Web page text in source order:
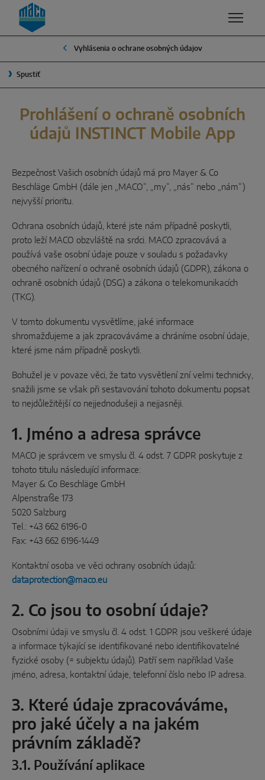
Zum Inhalt
Zum Inhaltsverzeichnis
Zur Hautpnavigation
PREHĽAD
KVALITA
BEZPEČNOSŤ
POVRCHOVÁ ÚPRAVA
VETRANIE
PRODUKTY A SLUŽBY
Otváravo-sklopné
Otváravé von
Systémové komponenty
RIEŠENIA PRE POSUVNÉ SYSTÉMY
Zdvižno-posuvné
Posuvno-sklopné
Paralelne-posuvné
DVEROVÉ RIEŠENIA
Instinct by MACO
MACO Protect M-TS
MACO Protect A-TS
Ovládané kľučkou
Ovládaný kľúčom
Systémové komponenty
Sense by MACO
SERVISNÉ RIEŠENIA
Digitálne služby
Produktový servis
SPOLOČNOSŤ
SKUPINA MACO
MANAŽMENT
TRADÍCIA
PREČO SI VYBRAŤ PRODUKTY MACO?
Vyhlásenia o ochrane osobných údajov
Spustiť
Prohlášení o ochraně osobních
údajů INSTINCT Mobile App
Bezpečnost Vašich osobních údajů má pro Mayer & Co
Beschläge GmbH (dále jen „MACO“, „my“, „nás“ nebo „nám“)
nejvyšší prioritu.
Ochrana osobních údajů, které jste nám případně poskytli,
proto leží MACO obzvláště na srdci. MACO zpracovává a
používá vaše osobní údaje pouze v souladu s požadavky
obecného nařízení o ochraně osobních údajů (GDPR), zákona o
ochraně osobních údajů (DSG) a zákona o telekomunikacích
(TKG).
V tomto dokumentu vysvětlíme, jaké informace
shromažďujeme a jak zpracováváme a chráníme osobní údaje,
které jsme nám případně poskytli.
Bohužel je v povaze věci, že tato vysvětlení zní velmi technicky,
snažili jsme se však při sestavování tohoto dokumentu popsat
to nejdůležitější co nejjednodušeji a nejjasněji.
1. Jméno a adresa správce
MACO je správcem ve smyslu čl. 4 odst. 7 GDPR poskytuje z
tohoto titulu následující informace:
Mayer & Co Beschläge GmbH
Alpenstraße 173
5020 Salzburg
Tel.: +43 662 6196-0
Fax: +43 662 6196-1449
Kontaktní osoba ve věci ochrany osobních údajů:
dataprotection@maco.eu
2. Co jsou to osobní údaje?
Osobními údaji ve smyslu čl. 4 odst. 1 GDPR jsou veškeré údaje
a informace týkající se identifikované nebo identifikovatelné
fyzické osoby (= subjektu údajů). Patří sem například Vaše
jméno, adresa, kontaktní údaje, telefonní číslo nebo IP adresa.
3. Které údaje zpracováváme,
pro jaké účely a na jakém
právním základě?
3.1. Používání aplikace